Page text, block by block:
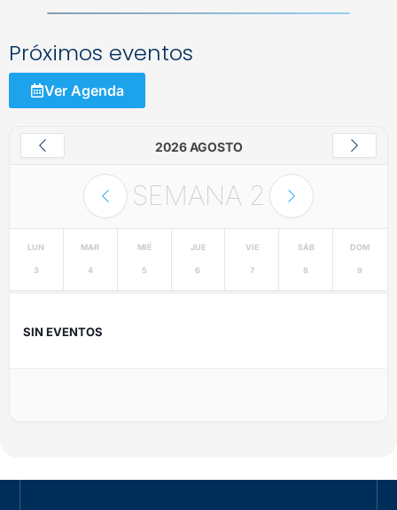
Próximos eventos
Ver Agenda
2026 AGOSTO
SEMANA 2
LUN
3
MAR
4
MIÉ
5
JUE
6
VIE
7
SÁB
8
DOM
9
SIN EVENTOS